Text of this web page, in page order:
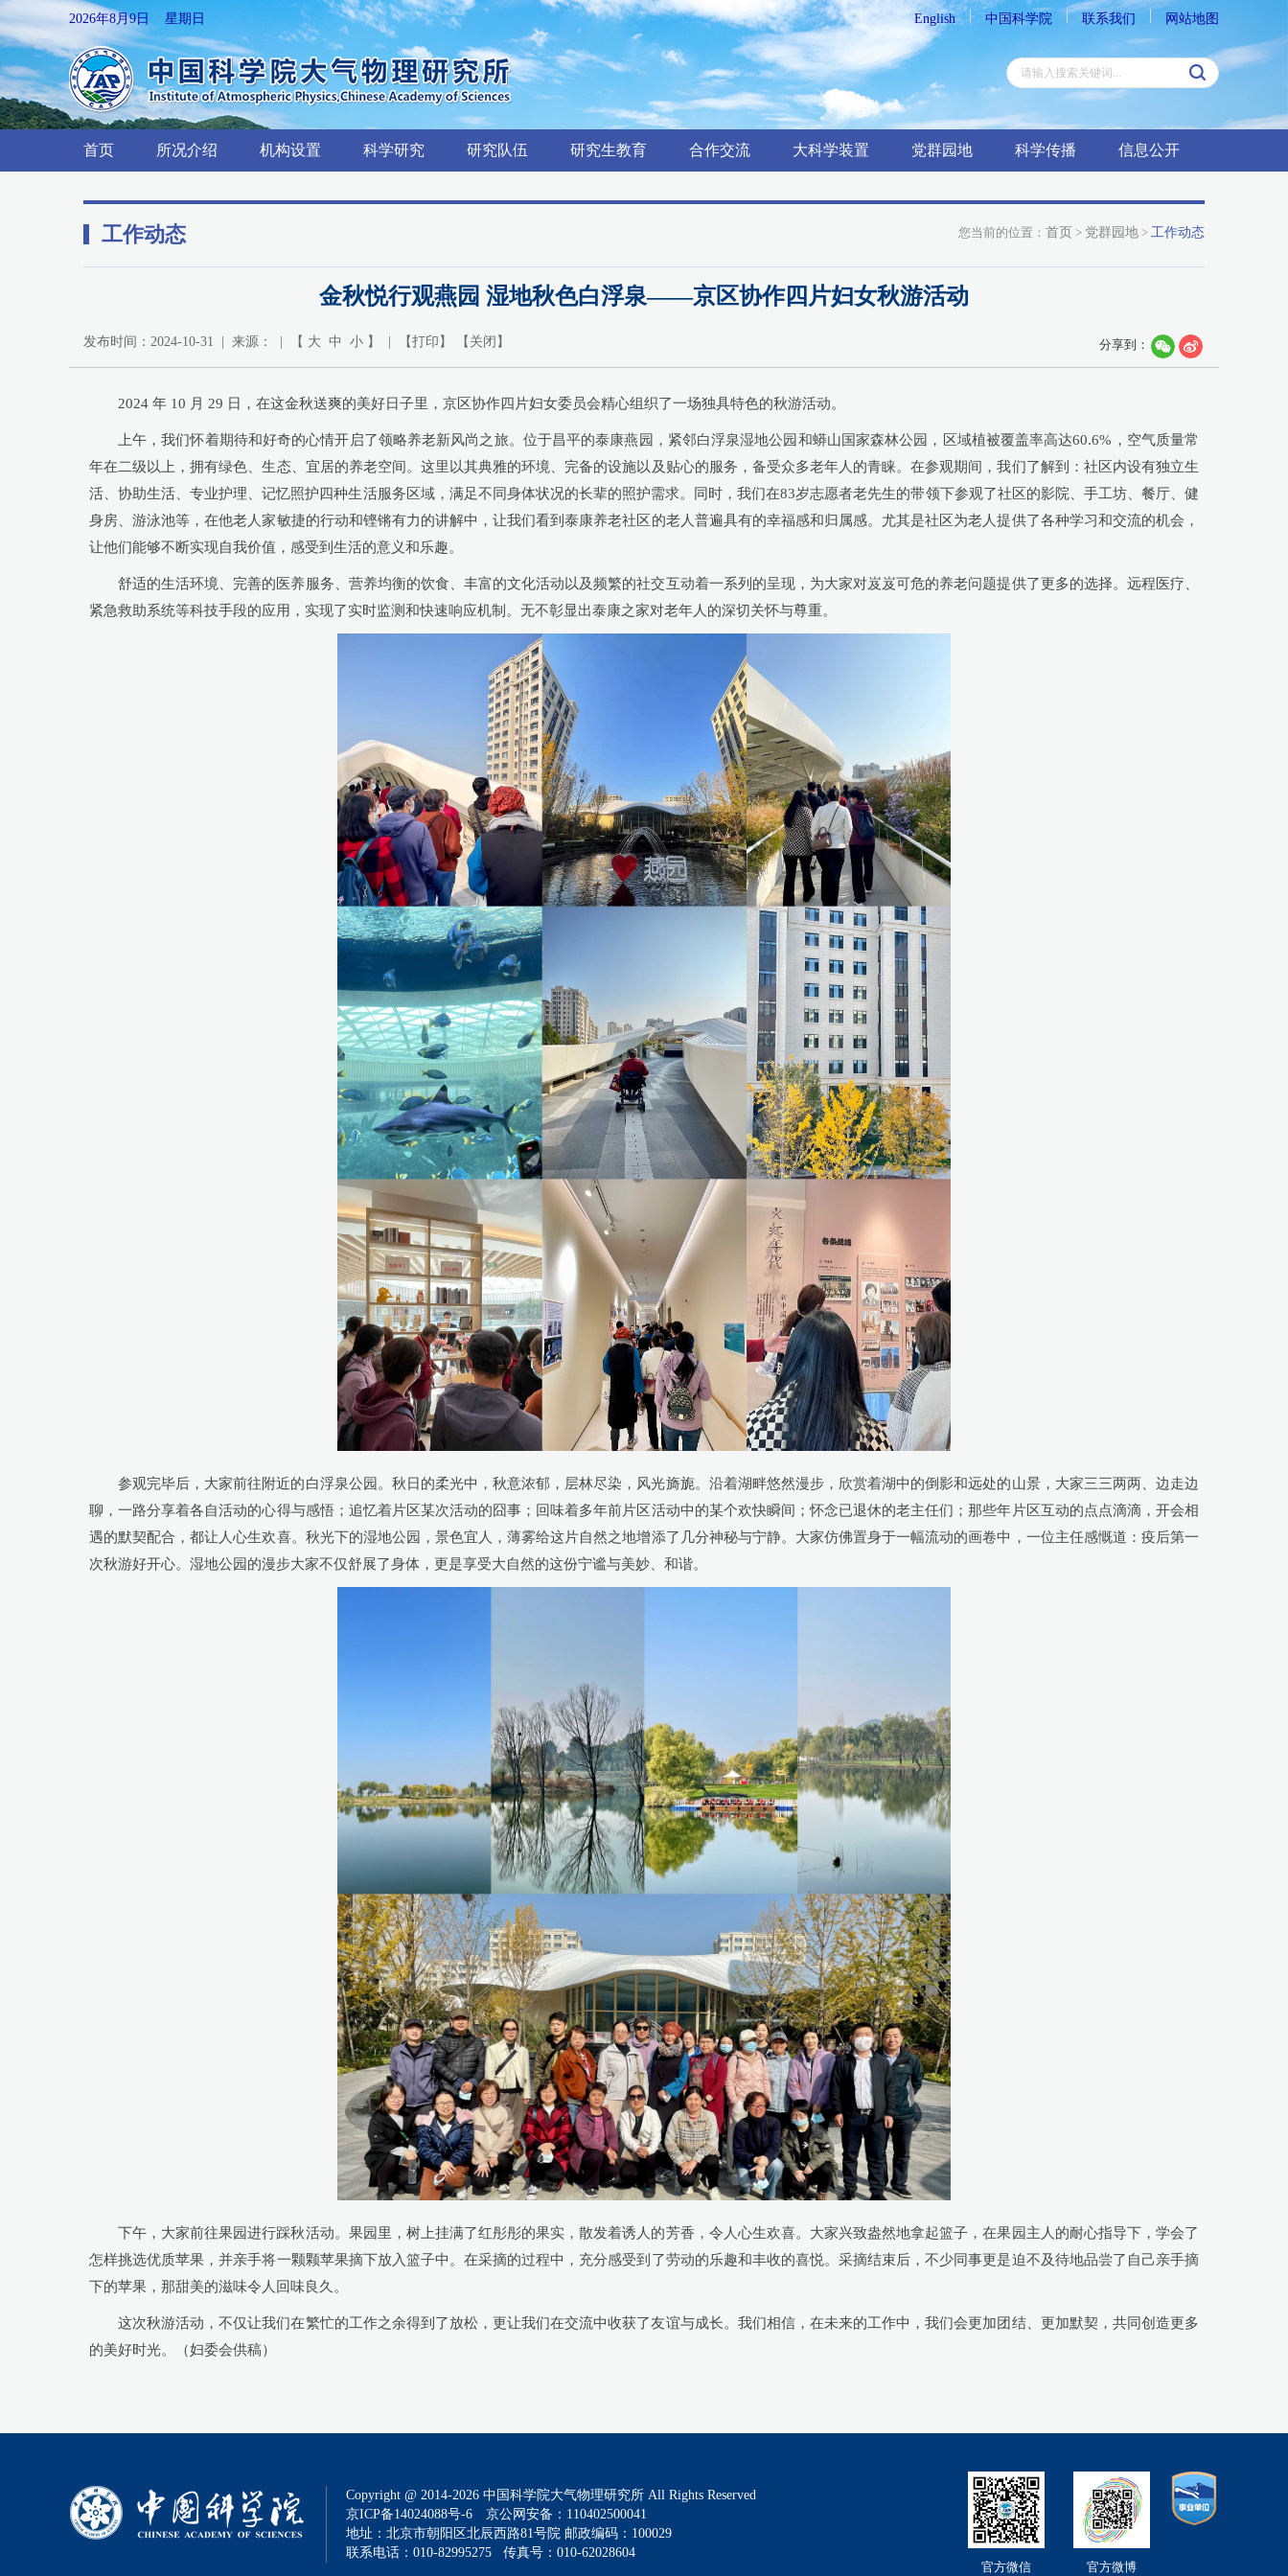
2026年8月9日 星期日 English 中国科学院 联系我们 网站地图
首页 所况介绍 机构设置 科学研究 研究队伍 研究生教育 合作交流 大科学装置 党群园地 科学传播 信息公开
工作动态 您当前的位置： 首页 > 党群园地 > 工作动态
金秋悦行观燕园 湿地秋色白浮泉——京区协作四片妇女秋游活动
发布时间：2024-10-31 | 来源： | 【 大 中 小 】 | 【打印 】 【 关闭 】 分享到：
2024 年 10 月 29 日，在这金秋送爽的美好日子里，京区协作四片妇女委员会精心组织了一场独具特色的秋游活动。
上午，我们怀着期待和好奇的心情开启了领略养老新风尚之旅。位于昌平的泰康燕园，紧邻白浮泉湿地公园和蟒山国家森林公园，区域植被覆盖率高达60.6%，空气质量常
年在二级以上，拥有绿色、生态、宜居的养老空间。这里以其典雅的环境、完备的设施以及贴心的服务，备受众多老年人的青睐。在参观期间，我们了解到：社区内设有独立生
活、协助生活、专业护理、记忆照护四种生活服务区域，满足不同身体状况的长辈的照护需求。同时，我们在83岁志愿者老先生的带领下参观了社区的影院、手工坊、餐厅、健
身房、游泳池等，在他老人家敏捷的行动和铿锵有力的讲解中，让我们看到泰康养老社区的老人普遍具有的幸福感和归属感。尤其是社区为老人提供了各种学习和交流的机会，
让他们能够不断实现自我价值，感受到生活的意义和乐趣。
舒适的生活环境、完善的医养服务、营养均衡的饮食、丰富的文化活动以及频繁的社交互动着一系列的呈现，为大家对岌岌可危的养老问题提供了更多的选择。远程医疗、
紧急救助系统等科技手段的应用，实现了实时监测和快速响应机制。无不彰显出泰康之家对老年人的深切关怀与尊重。
参观完毕后，大家前往附近的白浮泉公园。秋日的柔光中，秋意浓郁，层林尽染，风光旖旎。沿着湖畔悠然漫步，欣赏着湖中的倒影和远处的山景，大家三三两两、边走边
聊，一路分享着各自活动的心得与感悟；追忆着片区某次活动的囧事；回味着多年前片区活动中的某个欢快瞬间；怀念已退休的老主任们；那些年片区互动的点点滴滴，开会相
遇的默契配合，都让人心生欢喜。秋光下的湿地公园，景色宜人，薄雾给这片自然之地增添了几分神秘与宁静。大家仿佛置身于一幅流动的画卷中，一位主任感慨道：疫后第一
次秋游好开心。湿地公园的漫步大家不仅舒展了身体，更是享受大自然的这份宁谧与美妙、和谐。
下午，大家前往果园进行踩秋活动。果园里，树上挂满了红彤彤的果实，散发着诱人的芳香，令人心生欢喜。大家兴致盎然地拿起篮子，在果园主人的耐心指导下，学会了
怎样挑选优质苹果，并亲手将一颗颗苹果摘下放入篮子中。在采摘的过程中，充分感受到了劳动的乐趣和丰收的喜悦。采摘结束后，不少同事更是迫不及待地品尝了自己亲手摘
下的苹果，那甜美的滋味令人回味良久。
这次秋游活动，不仅让我们在繁忙的工作之余得到了放松，更让我们在交流中收获了友谊与成长。我们相信，在未来的工作中，我们会更加团结、更加默契，共同创造更多
的美好时光。（妇委会供稿）
官方微信 官方微博
Copyright @ 2014-2026 中国科学院大气物理研究所 All Rights Reserved
京ICP备14024088号-6
京公网安备：110402500041
地址：北京市朝阳区北辰西路81号院 邮政编码：100029
联系电话：010-82995275 传真号：010-62028604